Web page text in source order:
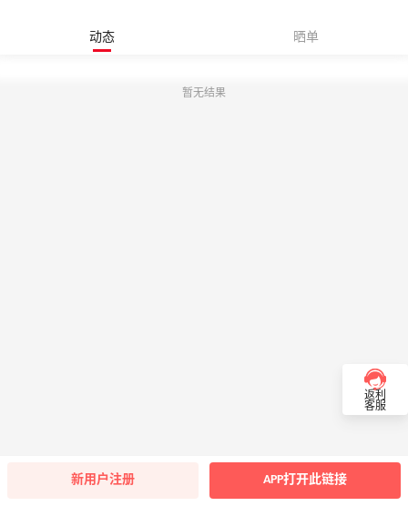
动态 晒单
暂无结果
返利
客服
新用户注册 APP打开此链接